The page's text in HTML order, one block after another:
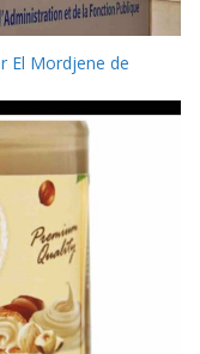
El Mordjene de